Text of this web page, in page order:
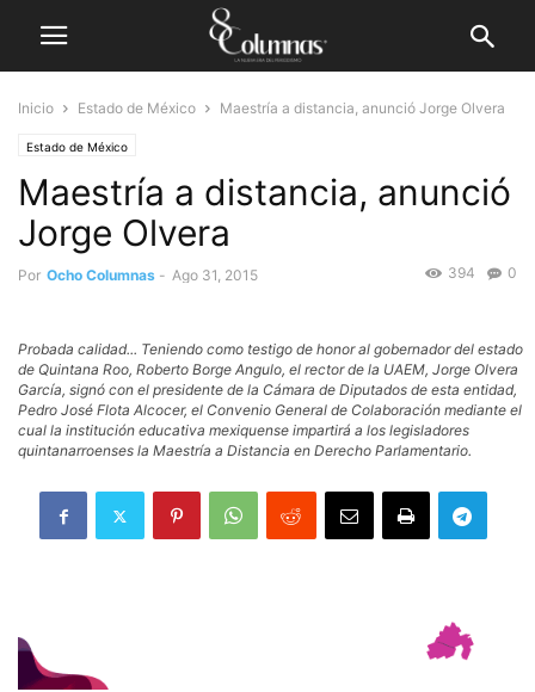
Inicio Estado de México Maestría a distancia, anunció Jorge Olvera
Estado de México
Maestría a distancia, anunció
Jorge Olvera
Por Ocho Columnas - Ago 31, 2015 0
394
Probada calidad... Teniendo como testigo de honor al gobernador del estado
de Quintana Roo, Roberto Borge Angulo, el rector de la UAEM, Jorge Olvera
García, signó con el presidente de la Cámara de Diputados de esta entidad,
Pedro José Flota Alcocer, el Convenio General de Colaboración mediante el
cual la institución educativa mexiquense impartirá a los legisladores
quintanarroenses la Maestría a Distancia en Derecho Parlamentario.